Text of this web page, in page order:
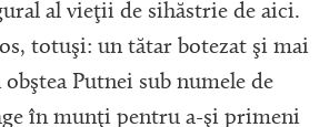
al vieţii de sihăstrie de aici.
totuşi: un tătar botezat şi mai
Putnei sub numele de
în munţi pentru a-şi primeni